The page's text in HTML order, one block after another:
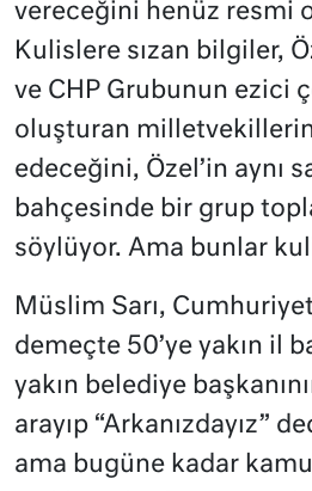
vereceğini henüz resmi
Kulislere sızan bilgiler,
ve CHP Grubunun ezici
oluşturan
edeceğini, Özel’in aynı
bahçesinde bir grup
söylüyor. Ama bunlar
Müslim Sarı,
demeçte 50’ye yakın il
yakın belediye
arayıp “Arkanızdayız”
ama bugüne kadar